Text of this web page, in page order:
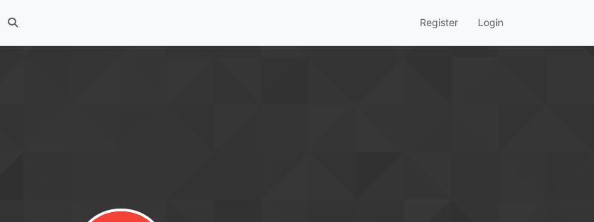
Register Login